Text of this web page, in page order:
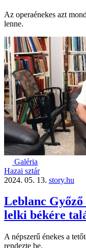
Az operaénekes azt
lenne.
Galéria
Hazai sztár
2024. 05. 13. story.hu
Leblanc
lelki békére
A népszerű énekes a
rendezte be.